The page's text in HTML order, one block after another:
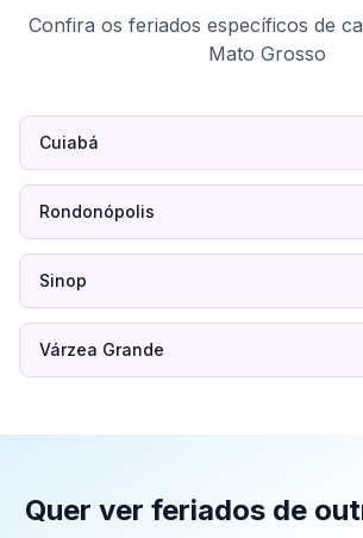
Confira os feriados específicos de
Mato Grosso
Cuiabá
Rondonópolis
Sinop
Várzea Grande
Quer ver feriados de